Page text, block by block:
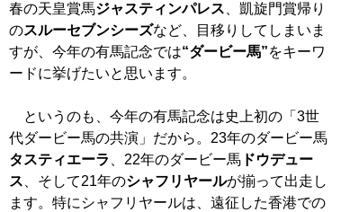
春の天皇賞馬ジャスティンパレス 、凱旋門賞帰り
のスルーセブンシーズなど、目移りしてしまいま
すが、今年の有馬記念では“ダービー馬”をキーワ
ードに挙げたいと思います。
というのも、今年の有馬記念は史上初の「3世
代ダービー馬の共演」だから。23年のダービー馬
タスティエーラ
、22年のダービー馬 ドウデュー
ス 、そして21年のシャフリヤールが揃って出走し
ます。特にシャフリヤールは、遠征した香港での